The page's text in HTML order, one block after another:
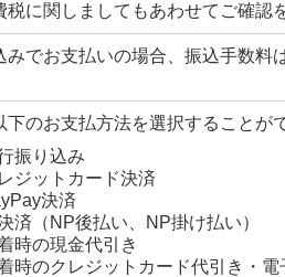
税に関しましてもあわせてご確認
みでお支払いの場合、振込手数料
下のお支払方法を選択することが
振り込み
ジットカード決済
決済
済（NP後払い、NP掛け払い）
時の現金代引き
時のクレジットカード代引き・電